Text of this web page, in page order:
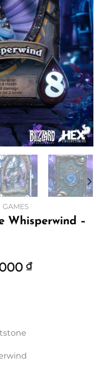
GAMES
Whisperwind –
₫Khoảng